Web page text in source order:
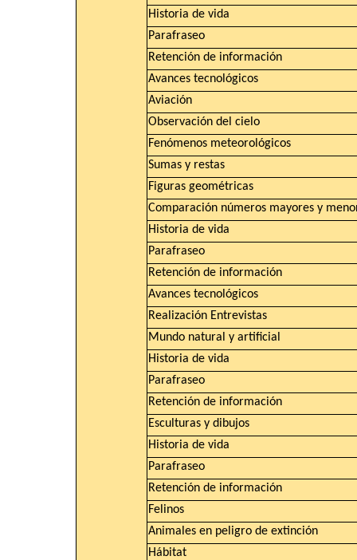
Historia de vida
Parafraseo
Retención de información
Avances tecnológicos
Aviación
Observación del cielo
Fenómenos meteorológicos
Sumas y restas
Figuras geométricas
Comparación números mayores y
Historia de vida
Parafraseo
Retención de información
Avances tecnológicos
Realización Entrevistas
Mundo natural y artificial
Historia de vida
Parafraseo
Retención de información
Esculturas y dibujos
Historia de vida
Parafraseo
Retención de información
Felinos
Animales en peligro de extinción
Hábitat